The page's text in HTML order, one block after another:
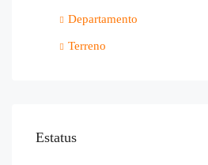
Departamento
Terreno
Estatus